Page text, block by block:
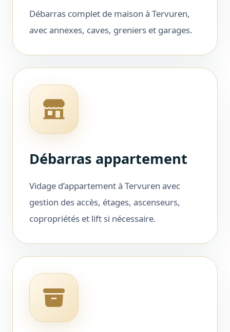
Débarras complet de maison à Tervuren,
avec annexes, caves, greniers et garages.
Débarras appartement
Vidage d’appartement à Tervuren avec
gestion des accès, étages, ascenseurs,
copropriétés et lift si nécessaire.